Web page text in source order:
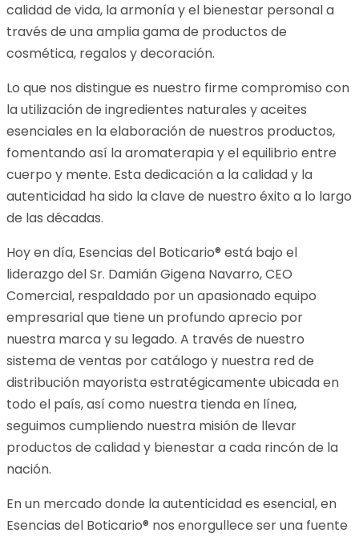
calidad de vida, la armonía y el bienestar personal a
través de una amplia gama de productos de
cosmética, regalos y decoración.
Lo que nos distingue es nuestro firme compromiso con
la utilización de ingredientes naturales y aceites
esenciales en la elaboración de nuestros productos,
fomentando así la aromaterapia y el equilibrio entre
cuerpo y mente. Esta dedicación a la calidad y la
autenticidad ha sido la clave de nuestro éxito a lo largo
de las décadas.
Hoy en día, Esencias del Boticario® está bajo el
liderazgo del Sr. Damián Gigena Navarro, CEO
Comercial, respaldado por un apasionado equipo
empresarial que tiene un profundo aprecio por
nuestra marca y su legado. A través de nuestro
sistema de ventas por catálogo y nuestra red de
distribución mayorista estratégicamente ubicada en
todo el país, así como nuestra tienda en línea,
seguimos cumpliendo nuestra misión de llevar
productos de calidad y bienestar a cada rincón de la
nación.
En un mercado donde la autenticidad es esencial, en
Esencias del Boticario® nos enorgullece ser una fuente